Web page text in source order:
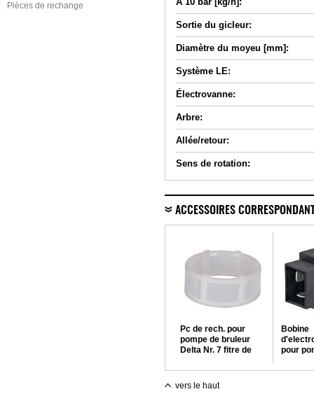
Pièces de rechange
Sortie du gicleur:
Diamètre du moyeu [mm]:
Système LE:
Électrovanne:
Arbre:
Allée/retour:
Sens de rotation:
ACCESSOIRES
Pc de rech. pour
pompe de bruleur
Delta Nr. 7 fitre de
Bobine
pour
1/2,
vers le haut